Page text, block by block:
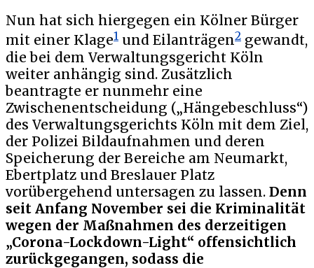
Nun hat sich hiergegen ein Kölner Bürger
mit einer Klage1 und Eilanträgen2 gewandt,
die bei dem Verwaltungsgericht Köln
weiter anhängig sind. Zusätzlich
beantragte er nunmehr eine
Zwischenentscheidung („Hängebeschluss“)
des Verwaltungsgerichts Köln mit dem Ziel,
der Polizei Bildaufnahmen und deren
Speicherung der Bereiche am Neumarkt,
Ebertplatz und Breslauer Platz
vorübergehend untersagen zu lassen. Denn
seit Anfang November sei die Kriminalität
wegen der Maßnahmen des derzeitigen
„Corona-Lockdown-Light“ offensichtlich
zurückgegangen, sodass die